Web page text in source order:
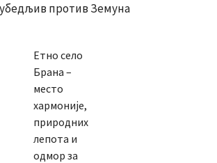
против Земуна
Етно село
Брана –
место
хармоније,
природних
лепота и
одмор за